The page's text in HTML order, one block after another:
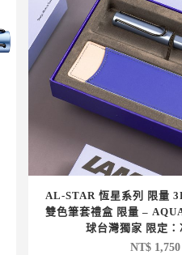
AL-STAR 恆星系列 限量
雙色筆套禮盒 限量 –
球台灣獨家 限定：
NT$1,750